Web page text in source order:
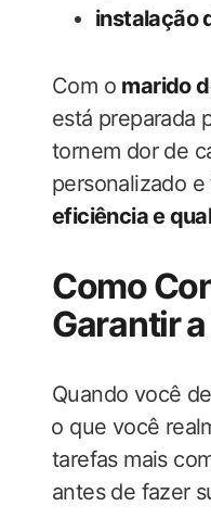
instalação
Com o marido
está preparada
tornem dor ​de
personalizado
eficiência e
Como
‌Garantir
Quando você
⁣o que você
tarefas mais
antes de fazer